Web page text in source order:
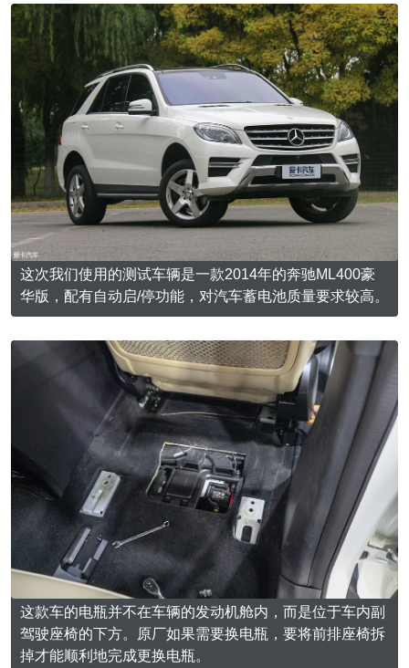
这次我们使用的测试车辆是一款2014年的奔驰ML400豪
华版，配有自动启/停功能，对汽车蓄电池质量要求较高。
这款车的电瓶并不在车辆的发动机舱内，而是位于车内副
驾驶座椅的下方。原厂如果需要换电瓶，要将前排座椅拆
掉才能顺利地完成更换电瓶。